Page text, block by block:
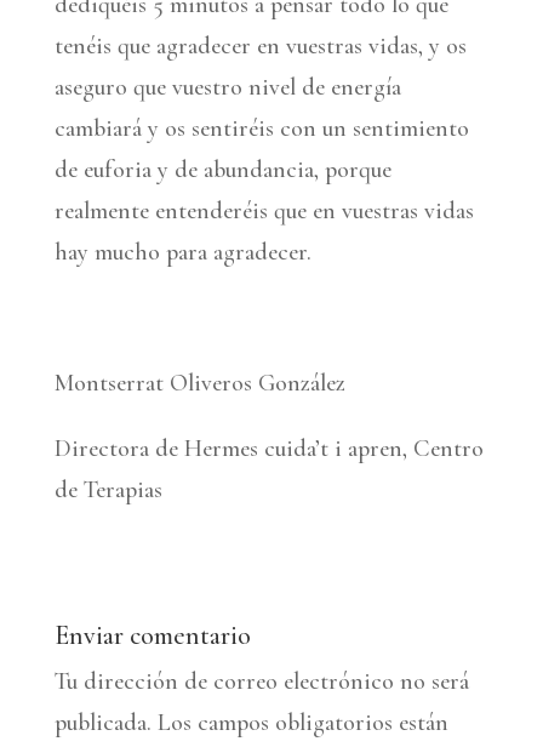
tenéis que agradecer en vuestras vidas, y os
aseguro que vuestro nivel de energía
cambiará y os sentiréis con un sentimiento
de euforia y de abundancia, porque
realmente entenderéis que en vuestras vidas
hay mucho para agradecer.
Montserrat Oliveros González
Directora de Hermes cuida’t i apren, Centro
de Terapias
Enviar comentario
Tu dirección de correo electrónico no será
publicada. Los campos obligatorios están